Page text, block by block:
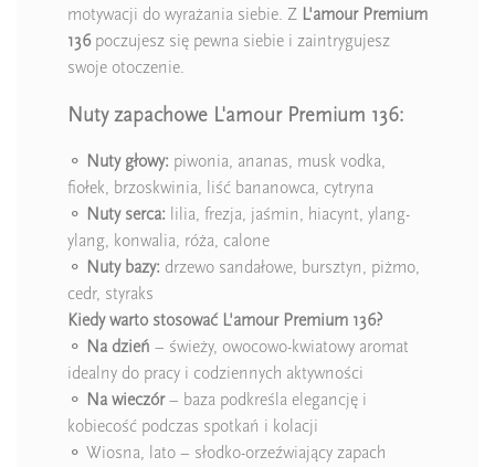
motywacji do wyrażania siebie. Z L'amour Premium
136poczujesz się pewna siebie i zaintrygujesz
swoje otoczenie.
Nuty zapachowe L'amour Premium 136:
⚬ Nuty głowy: piwonia, ananas, musk vodka,
fiołek, brzoskwinia, liść bananowca, cytryna
⚬ Nuty serca: lilia, frezja, jaśmin, hiacynt, ylang-
ylang, konwalia, róża, calone
⚬ Nuty bazy: drzewo sandałowe, bursztyn, piżmo,
cedr, styraks
Kiedy warto stosować L'amour Premium 136?
⚬ Na dzień – świeży, owocowo-kwiatowy aromat
idealny do pracy i codziennych aktywności
⚬ Na wieczór– baza podkreśla elegancję i
kobiecość podczas spotkań i kolacji
⚬ Wiosna, lato – słodko-orzeźwiający zapach